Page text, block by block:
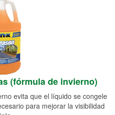
(fórmula de invierno)
evita que el líquido se congele
para mejorar la visibilidad